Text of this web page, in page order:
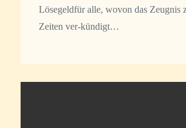
Lösegeldfür alle, wovon das Zeugnis
Zeiten ver-kündigt…